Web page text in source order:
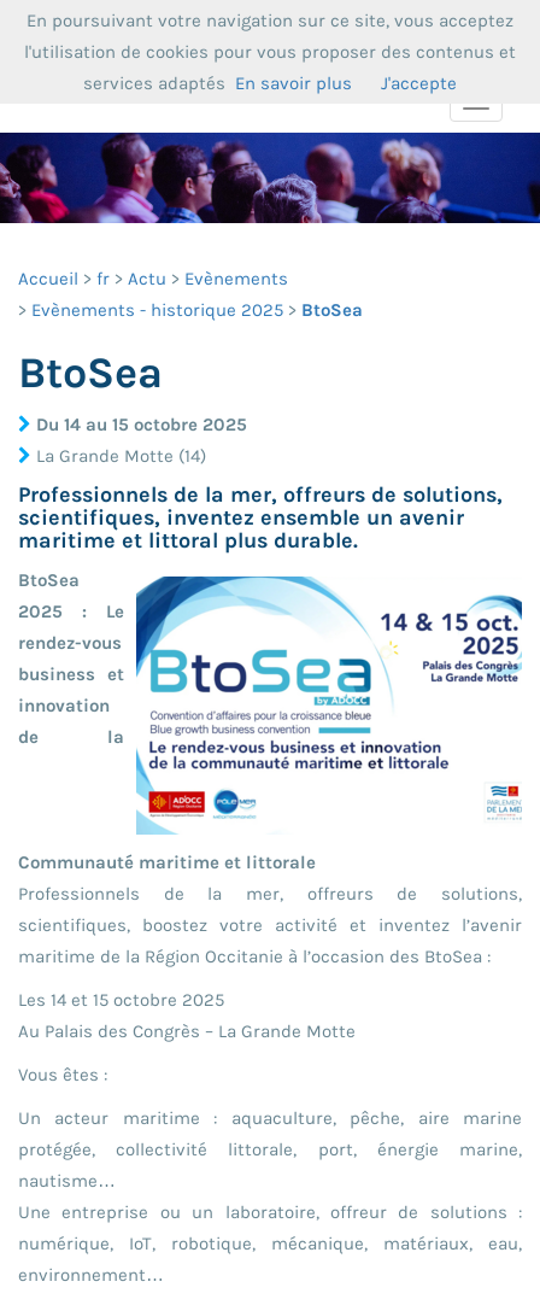
Toggle
Accueil fr Actu
Evènements
Evènements - historique 2025
BtoSea
BtoSea
Du 14 au 15 octobre 2025
La Grande Motte (14)
Professionnels de la mer, offreurs de solutions,
scientifiques, inventez ensemble un avenir
maritime et littoral plus durable.
BtoSea
2025 : Le
rendez-vous
business et
innovation
de la
Communauté maritime et littorale
Professionnels de la mer, offreurs de solutions,
scientifiques, boostez votre activité et inventez l’avenir
maritime de la Région Occitanie à l’occasion des BtoSea :
Les 14 et 15 octobre 2025
Au Palais des Congrès – La Grande Motte
Vous êtes :
Un acteur maritime : aquaculture, pêche, aire marine
protégée, collectivité littorale, port, énergie marine,
nautisme…
Une entreprise ou un laboratoire, offreur de solutions :
numérique, IoT, robotique, mécanique, matériaux, eau,
environnement…
En poursuivant votre navigation sur ce site, vous acceptez
l'utilisation de cookies pour vous proposer des contenus et
services adaptés En savoir plus J'accepte